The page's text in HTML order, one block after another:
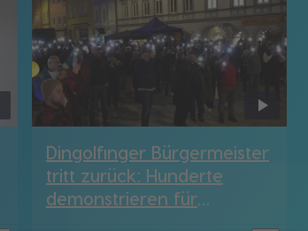
Dingolfinger Bürgermeister
tritt zurück: Hunderte
demonstrieren für